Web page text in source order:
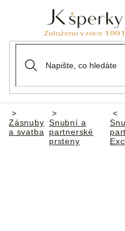
Domů
Zásnuby
a svatba
Snubní a
partnerské
prsteny